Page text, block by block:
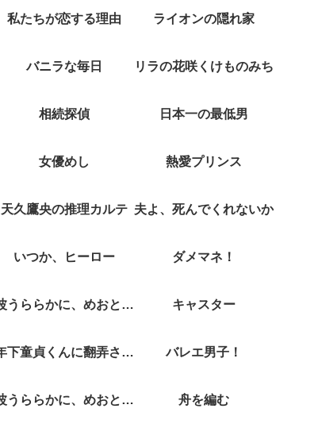
私たちが恋する理由 ライオンの隠れ家
バニラな毎日 リラの花咲くけものみち
相続探偵 日本一の最低男
女優めし 熱愛プリンス
天久鷹央の推理カルテ 夫よ、死んでくれないか
いつか、ヒーロー ダメマネ！
波うららかに、めおと日和 キャスター
年下童貞くんに翻弄されてます バレエ男子！
波うららかに、めおと日和 舟を編む